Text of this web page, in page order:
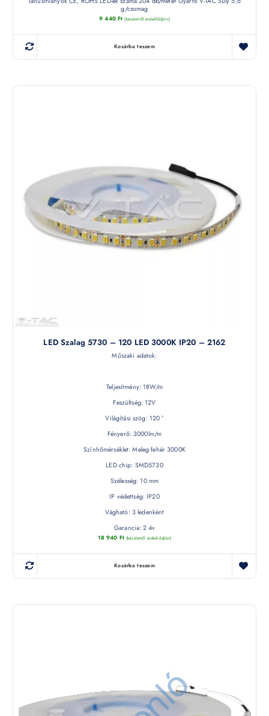
g/csomag
9 440 Ft (készletről érdeklődjön)
Kosárba teszem
LED Szalag 5730 – 120 LED 3000K IP20 – 2162
Műszaki adatok:
Teljesítmény: 18W/m
Feszültség: 12V
Világítási szög: 120 °
Fényerő: 3000lm/m
Színhőmérséklet: Meleg fehér 3000K
LED chip: SMD5730
Szélesség: 10 mm
IP védettség: IP20
Vágható: 3 ledenként
Garancia: 2 év
18 940 Ft (készletről érdeklődjön)
Kosárba teszem